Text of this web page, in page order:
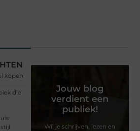
kopen
die
Jouw blog
verdient een
publiek!
Wil je schrijven, lezen en